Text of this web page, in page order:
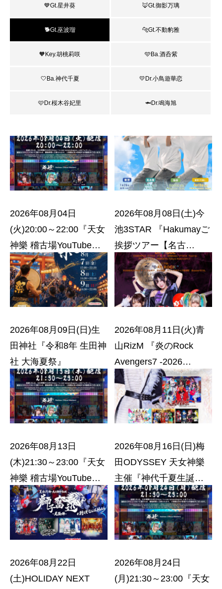
💙Gt.星井葵 🦊Gt.御影万璃
🐕Gt.巫波瑠 🐆Gt.不動豹雅
🧡Key.胡桃莉咲 🩵Ba.酒呑紫
🤍Ba.神代千夏 💛Dr.小鳥遊華恋
🩷Dr.桜木谷妃里 🦈Dr.鳴海旭
2026年08月04日
(火)20:00～22:00『天女
神樂 稽古場YouTubeト
ーク配信オンラインチ
ェキ会』
2026年08月08日(土)今
池3STAR 『Hakumayご
挨拶ツアー【名古
屋】』
2026年08月09日(日)生
田神社『令和8年 生田神
社 大海夏祭』
2026年08月11日(火)青
山RizM 『炎のRock
Avengers7 -2026
Escape The Darkness-
🔥DAY ROCK🔥』
2026年08月13日
(木)21:30～23:00『天女
神樂 稽古場YouTubeト
ーク配信オンラインチ
ェキ会』
2026年08月16日(日)梅
田ODYSSEY 天女神樂
主催『神代千夏生誕祭
2026』
2026年08月22日
(土)HOLIDAY NEXT
2026年08月24日
(月)21:30～23:00『天女